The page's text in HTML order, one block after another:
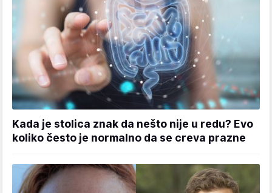
Kada je stolica znak da nešto nije u redu? Evo
koliko često je normalno da se creva prazne